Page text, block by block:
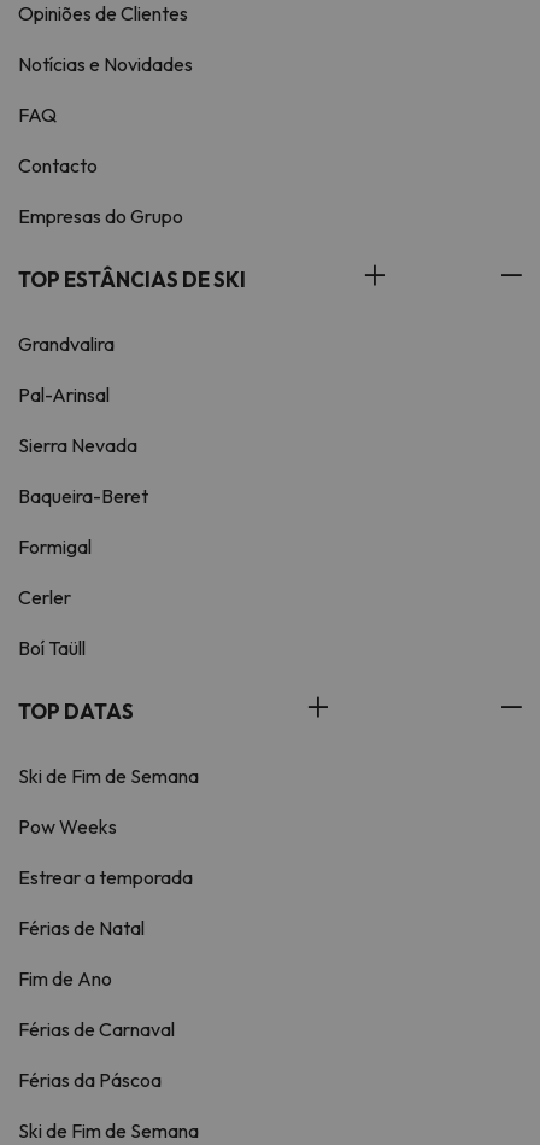
Opiniões de Clientes
Notícias e Novidades
FAQ
Contacto
Empresas do Grupo
TOP ESTÂNCIAS DE SKI
Grandvalira
Pal-Arinsal
Sierra Nevada
Baqueira-Beret
Formigal
Cerler
Boí Taüll
TOP DATAS
Ski de Fim de Semana
Pow Weeks
Estrear a temporada
Férias de Natal
Fim de Ano
Férias de Carnaval
Férias da Páscoa
Ski de Fim de Semana